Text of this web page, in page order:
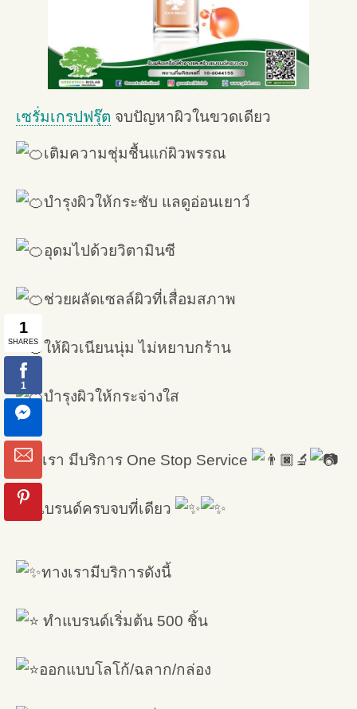
เซรั่มเกรปฟรุ๊ต จบปัญหาผิวในขวดเดียว
เติมความชุ่มชื้นแก่ผิวพรรณ
บำรุงผิวให้กระชับ แลดูอ่อนเยาว์
อุดมไปด้วยวิตามินซี
ช่วยผลัดเซลล์ผิวที่เสื่อมสภาพ
ให้ผิวเนียนนุ่ม ไม่หยาบกร้าน
บำรุงผิวให้กระจ่างใส
ทางเรา มีบริการ One Stop Service
ทำแบรนด์ครบจบที่เดียว
ทางเรามีบริการดังนี้
ทำแบรนด์เริ่มต้น 500 ชิ้น
ออกแบบโลโก้/ฉลาก/กล่อง